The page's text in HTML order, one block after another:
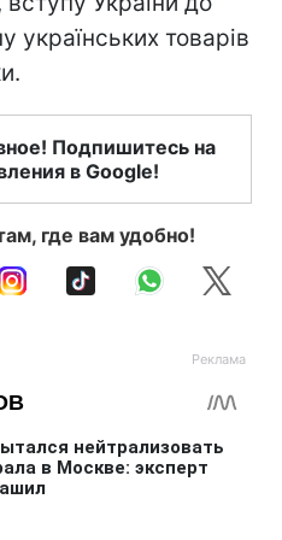
українських товарів
Подпишитесь на
в Google!
где вам удобно!